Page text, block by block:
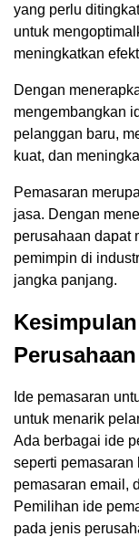
yang perlu
untuk
meningkatkan
Dengan
mengembangkan
pelanggan baru,
kuat, dan
Pemasaran
jasa. Dengan
perusahaan dapat
pemimpin di
jangka panjang.
Ide pemasaran
untuk menarik
Ada berbagai ide
seperti pemasaran
pemasaran email,
Pemilihan ide
pada jenis